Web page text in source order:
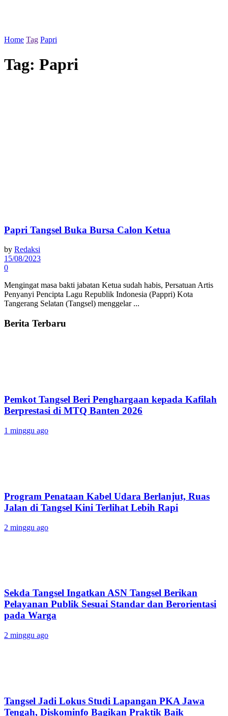
Home Tag Papri
Tag: Papri
Papri Tangsel Buka Bursa Calon Ketua
by Redaksi
15/08/2023
0
Mengingat masa bakti jabatan Ketua sudah habis, Persatuan Artis
Penyanyi Pencipta Lagu Republik Indonesia (Pappri) Kota
Tangerang Selatan (Tangsel) menggelar ...
Berita Terbaru
Pemkot Tangsel Beri Penghargaan kepada Kafilah
Berprestasi di MTQ Banten 2026
1 minggu ago
Program Penataan Kabel Udara Berlanjut, Ruas
Jalan di Tangsel Kini Terlihat Lebih Rapi
2 minggu ago
Sekda Tangsel Ingatkan ASN Tangsel Berikan
Pelayanan Publik Sesuai Standar dan Berorientasi
pada Warga
2 minggu ago
Tangsel Jadi Lokus Studi Lapangan PKA Jawa
Tengah, Diskominfo Bagikan Praktik Baik